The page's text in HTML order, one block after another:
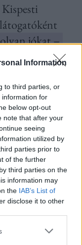
Information
to third parties, or
information for
below opt-out
note that after your
seeing
utilized by
parties prior to
of the further
third parties on the
information may
the IAB’s List of
disclose it to other
or more Google
jókat –,
az volt,
a
tervezett,
háztartásban
előbb
kerültek;
vásáron
tervező
belenyugodni